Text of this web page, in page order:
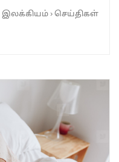
இலக்கியம்›செய்திகள்